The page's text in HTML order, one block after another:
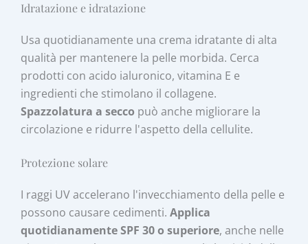
Idratazione e idratazione
Usa quotidianamente una crema idratante di alta
qualità per mantenere la pelle morbida. Cerca
prodotti con acido ialuronico, vitamina E e
ingredienti che stimolano il collagene.
Spazzolatura a secco può anche migliorare la
circolazione e ridurre l'aspetto della cellulite.
Protezione solare
I raggi UV accelerano l'invecchiamento della pelle e
possono causare cedimenti.Applica
quotidianamente SPF 30 o superiore, anche nelle